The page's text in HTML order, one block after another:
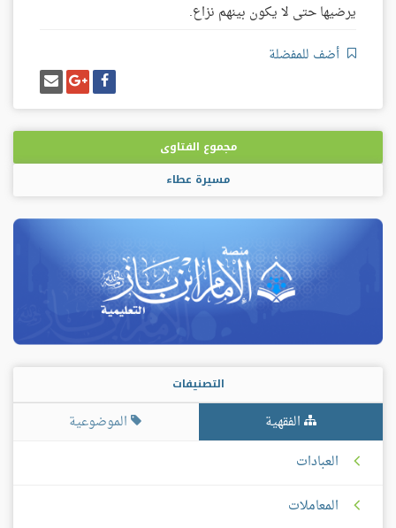
يرضيها حتى لا يكون بينهم نزاع.
أضف للمفضلة
شارك
على
فيسبوك
شارك
على
غوغل
بلس
إرسل
إيميل
مجموع الفتاوى
مسيرة عطاء
التصنيفات
الفقهية
الموضوعية
العبادات
المعاملات